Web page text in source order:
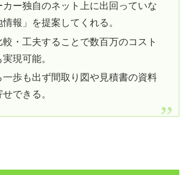
カー独自のネット上に出回っていな
報」を提案してくれる。
較・工夫することで数百万のコスト
現可能。
一歩も出ず間取り図や見積書の資料
できる。